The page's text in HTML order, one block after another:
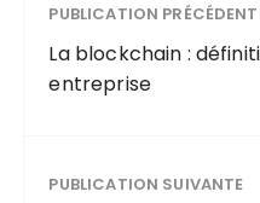
PUBLICATION
La blockchain :
entreprise
PUBLICATION SUIVANTE